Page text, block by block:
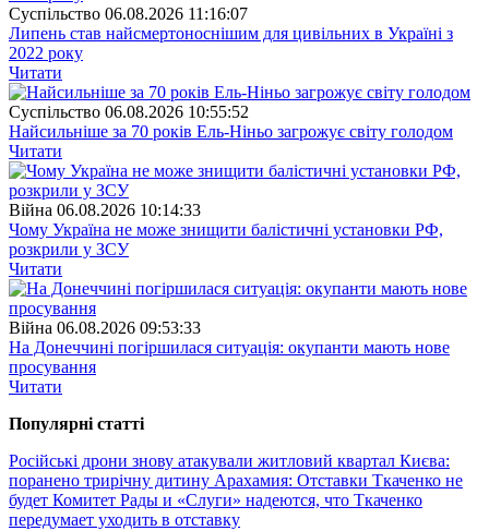
Суспiльство 06.08.2026 11:16:07
Липень став найсмертоноснішим для цивільних в Україні з
2022 року
Читати
Суспiльство 06.08.2026 10:55:52
Найсильніше за 70 років Ель-Ніньо загрожує світу голодом
Читати
Війна 06.08.2026 10:14:33
Чому Україна не може знищити балістичні установки РФ,
розкрили у ЗСУ
Читати
Війна 06.08.2026 09:53:33
На Донеччині погіршилася ситуація: окупанти мають нове
просування
Читати
Популярнi статтi
Російські дрони знову атакували житловий квартал Києва:
поранено трирічну дитину Арахамия: Отставки Ткаченко не
будет Комитет Рады и «Слуги» надеются, что Ткаченко
передумает уходить в отставку